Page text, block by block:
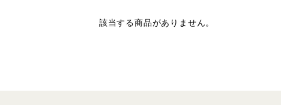
該当する商品がありません。